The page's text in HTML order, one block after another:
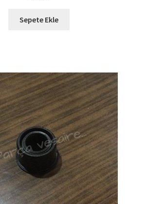
Sepete Ekle